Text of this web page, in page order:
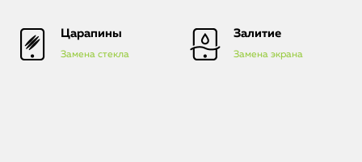
Watch
Царапины
Замена стекла
Залитие
Замена экрана